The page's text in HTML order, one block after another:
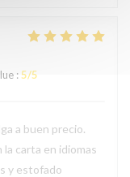
:5/5
a buen precio.
carta en idiomas
y estofado